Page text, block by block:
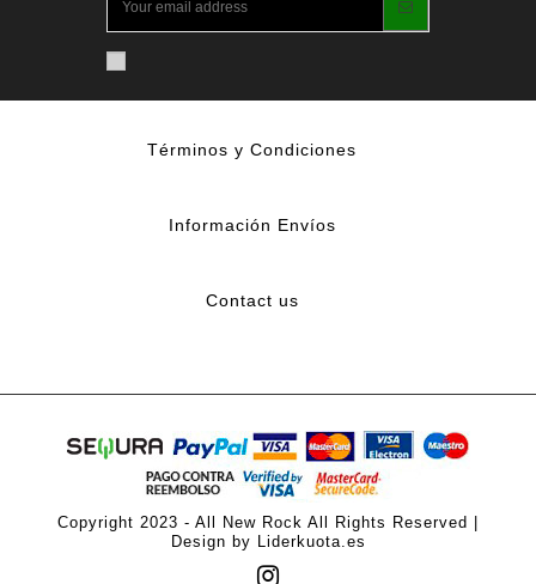
Términos y Condiciones
Información Envíos
Contact us
Copyright 2023 - All New Rock All Rights Reserved |
Design by Liderkuota.es